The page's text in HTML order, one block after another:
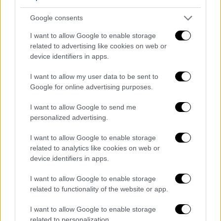
Google consents
I want to allow Google to enable storage
related to advertising like cookies on web or
device identifiers in apps.
I want to allow my user data to be sent to
Google for online advertising purposes.
I want to allow Google to send me
personalized advertising.
I want to allow Google to enable storage
related to analytics like cookies on web or
device identifiers in apps.
I want to allow Google to enable storage
related to functionality of the website or app.
I want to allow Google to enable storage
related to personalization.
«Είναι ο μοναδικός τρόπος να
λειτουργήσει η χώρα ως ένα κράτος
δικαίου»
Στη συνέχεια, η κυρία Καρυστιανού λέει τα
εξής: «Εγώ ξέρω ότι κόπηκε το ΕΚΑΣ. Ξέρω
Κατρούγκαλου να μας συνοδεύει. Και ξέρω
ότι έχουμε υποθηκεύσει την περιουσία της
χώρας για 99-100 χρόνια. Ξέρω ότι τα
λιμάνια μου, τα αεροδρόμιά μου, πράγματα
που είναι ζωτικής και
σημασίας, δεν τα ελέγχει η χώρα μου . Δείξτε
μου μια άλλη χώρα στην οποία συμβαίνει
αυτό. Στη Γαλλία, ποιος ελέγχει τα λιμάνια
και τα αεροδρόμια; Η Γαλλία. Στη Γερμανία,